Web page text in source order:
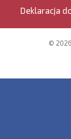
Deklaracja
©